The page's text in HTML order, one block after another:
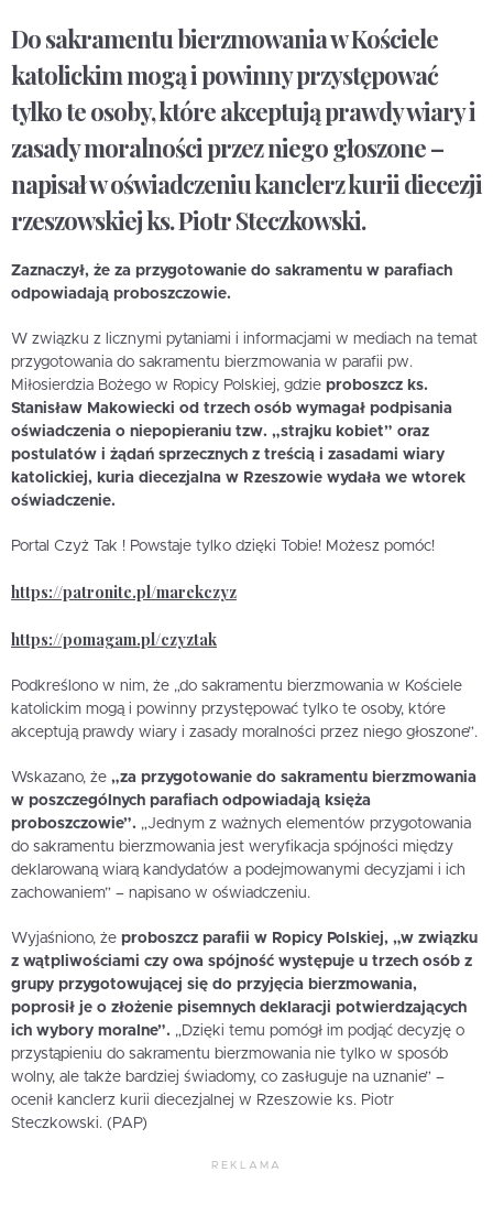
Do sakramentu bierzmowania w Kościele
katolickim mogą i powinny przystępować
tylko te osoby, które akceptują prawdy wiary i
zasady moralności przez niego głoszone –
napisał w oświadczeniu kanclerz kurii diecezji
rzeszowskiej ks. Piotr Steczkowski.
Zaznaczył, że za przygotowanie do sakramentu w parafiach
odpowiadają proboszczowie.
W związku z licznymi pytaniami i informacjami w mediach na temat
przygotowania do sakramentu bierzmowania w parafii pw.
Miłosierdzia Bożego w Ropicy Polskiej, gdzie proboszcz ks.
Stanisław Makowiecki od trzech osób wymagał podpisania
oświadczenia o niepopieraniu tzw. „strajku kobiet” oraz
postulatów i żądań sprzecznych z treścią i zasadami wiary
katolickiej, kuria diecezjalna w Rzeszowie wydała we wtorek
oświadczenie.
Portal Czyż Tak ! Powstaje tylko dzięki Tobie! Możesz pomóc!
https://patronite.pl/marekczyz
https://pomagam.pl/czyztak
Podkreślono w nim, że „do sakramentu bierzmowania w Kościele
katolickim mogą i powinny przystępować tylko te osoby, które
akceptują prawdy wiary i zasady moralności przez niego głoszone”.
Wskazano, że „za przygotowanie do sakramentu bierzmowania
w poszczególnych parafiach odpowiadają księża
proboszczowie”. „Jednym z ważnych elementów przygotowania
do sakramentu bierzmowania jest weryfikacja spójności między
deklarowaną wiarą kandydatów a podejmowanymi decyzjami i ich
zachowaniem” – napisano w oświadczeniu.
Wyjaśniono, że proboszcz parafii w Ropicy Polskiej, „w związku
z wątpliwościami czy owa spójność występuje u trzech osób z
grupy przygotowującej się do przyjęcia bierzmowania,
poprosił je o złożenie pisemnych deklaracji potwierdzających
ich wybory moralne”. „Dzięki temu pomógł im podjąć decyzję o
przystąpieniu do sakramentu bierzmowania nie tylko w sposób
wolny, ale także bardziej świadomy, co zasługuje na uznanie” –
ocenił kanclerz kurii diecezjalnej w Rzeszowie ks. Piotr
Steczkowski. (PAP)
REKLAMA